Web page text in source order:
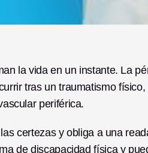
la vida en un instante. La
tras un traumatismo
periférica.
certezas y obliga a una
de discapacidad física y